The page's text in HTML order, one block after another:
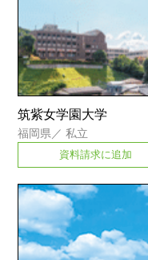
筑紫女学園大学
福岡県 ／私立
資料請求に追加